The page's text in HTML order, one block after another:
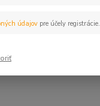
údajovpre účely registrácie.